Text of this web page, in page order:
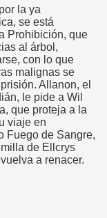
la ya
se está
Prohibición, que
al árbol,
con lo que
malignas se
Allanon, el
le pide a Wil
que proteja a la
viaje en
Fuego de Sangre,
de Ellcrys
a renacer.